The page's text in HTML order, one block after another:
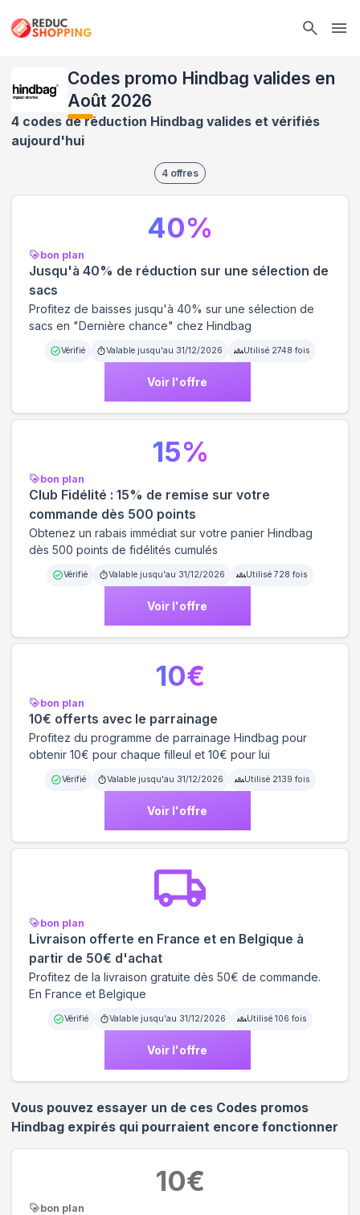
Codes promo Hindbag valides en
Août 2026
4 codes de réduction Hindbag valides et vérifiés
aujourd'hui
4 offres
bon plan
Jusqu'à 40% de réduction sur une sélection de
sacs
Profitez de baisses jusqu'à 40% sur une sélection de
sacs en "Dernière chance" chez Hindbag
Vérifié Valable jusqu'au 31/12/2026 Utilisé 2748 fois
Voir l'offre
40%
bon plan
Club Fidélité : 15% de remise sur votre
commande dès 500 points
Obtenez un rabais immédiat sur votre panier Hindbag
dès 500 points de fidélités cumulés
Vérifié Valable jusqu'au 31/12/2026 Utilisé 728 fois
Voir l'offre
15%
bon plan
10€ offerts avec le parrainage
Profitez du programme de parrainage Hindbag pour
obtenir 10€ pour chaque filleul et 10€ pour lui
Vérifié Valable jusqu'au 31/12/2026 Utilisé 2139 fois
Voir l'offre
10€
bon plan
Livraison offerte en France et en Belgique à
partir de 50€ d'achat
Profitez de la livraison gratuite dès 50€ de commande.
En France et Belgique
Vérifié Valable jusqu'au 31/12/2026 Utilisé 106 fois
Voir l'offre
Vous pouvez essayer un de ces Codes promos
Hindbag expirés qui pourraient encore fonctionner
bon plan
10€